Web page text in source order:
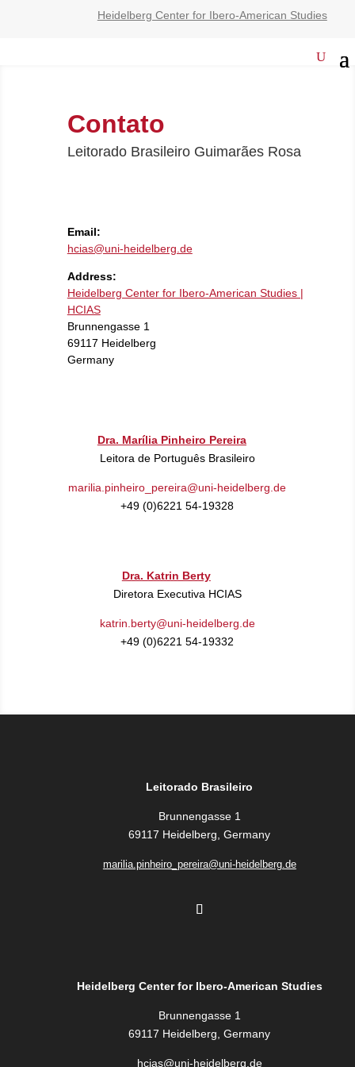
Heidelberg Center for Ibero-American Studies
Contato
Leitorado Brasileiro Guimarães Rosa
Email:
hcias@uni-heidelberg.de
Address:
Heidelberg Center for Ibero-American Studies |
HCIAS
Brunnengasse 1
69117 Heidelberg
Germany
Dra. Marília Pinheiro Pereira
Leitora de Português Brasileiro
marilia.pinheiro_pereira@uni-heidelberg.de
+49 (0)6221 54-19328
Dra. Katrin Berty
Diretora Executiva HCIAS
katrin.berty@uni-heidelberg.de
+49 (0)6221 54-19332
Leitorado Brasileiro
Brunnengasse 1
69117 Heidelberg, Germany
marilia.pinheiro_pereira@uni-heidelberg.de
Heidelberg Center for Ibero-American Studies
Brunnengasse 1
69117 Heidelberg, Germany
hcias@uni-heidelberg.de